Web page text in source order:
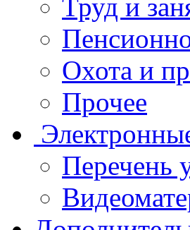
Труд и
Охота и
Прочее
Перечень